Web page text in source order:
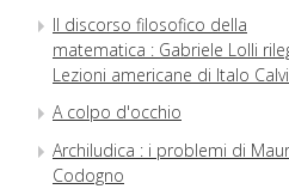
Il discorso filosofico della
matematica : Gabriele Lolli
Lezioni americane di Italo
A colpo d'occhio
Archiludica : i problemi di
Codogno